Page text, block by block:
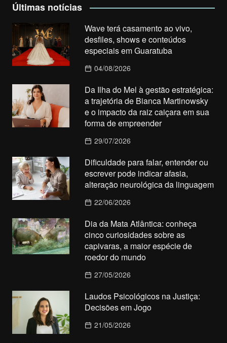
Últimas notícias
Wave terá casamento ao vivo,
desfiles, shows e conteúdos
especiais em Guaratuba
04/08/2026
Da Ilha do Mel à gestão estratégica:
a trajetória de Bianca Martinowsky
e o impacto da raiz caiçara em sua
forma de empreender
29/07/2026
Dificuldade para falar, entender ou
escrever pode indicar afasia,
alteração neurológica da linguagem
22/06/2026
Dia da Mata Atlântica: conheça
cinco curiosidades sobre as
capivaras, a maior espécie de
roedor do mundo
27/05/2026
Laudos Psicológicos na Justiça:
Decisões em Jogo
21/05/2026